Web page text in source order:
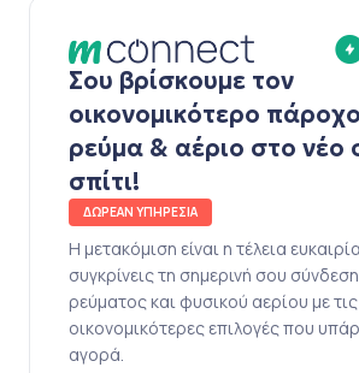
Σου βρίσκουμε τον
οικονομικότερο
ρεύμα & αέριο στο νέο
σπίτι!
ΔΩΡΕΑΝ ΥΠΗΡΕΣΙΑ
Η μετακόμιση είναι η τέλεια
συγκρίνεις τη σημερινή σου
ρεύματος και φυσικού αερίου με
οικονομικότερες επιλογές που
αγορά.